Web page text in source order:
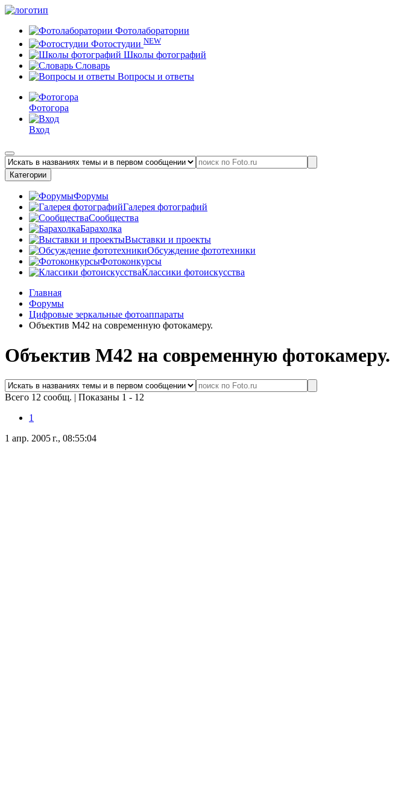
Фотолаборатории
Фотостудии NEW
Школы фотографий
Словарь
Вопросы и ответы
Фотогора
Вход
Категории
Форумы
Галерея фотографий
Сообщества
Барахолка
Выставки и проекты
Обсуждение фототехники
Фотоконкурсы
Классики фотоискусства
Главная
Форумы
Цифровые зеркальные фотоаппараты
Объектив М42 на современную фотокамеру.
Объектив М42 на современную фотокамеру.
Всего 12 сообщ. | Показаны 1 - 12
1
1 апр. 2005 г., 08:55:04